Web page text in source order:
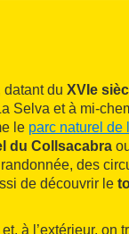
du XVIe
Selva et à mi-
le parc naturel de
du Collsacabra
des
de découvrir le
à l’extérieur, on